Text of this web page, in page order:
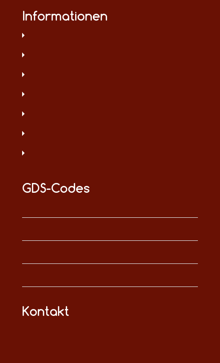
Informationen
GDS-Codes
Kontakt